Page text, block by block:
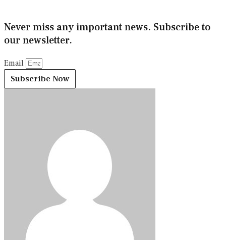
Never miss any important news. Subscribe to
our newsletter.
Email
Subscribe Now